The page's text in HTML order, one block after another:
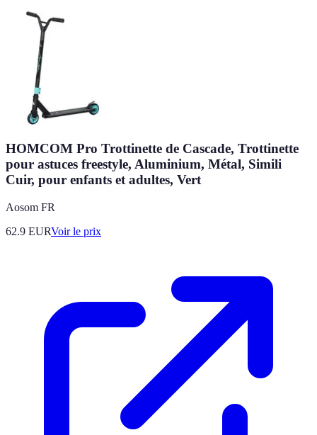
HOMCOM Pro Trottinette de Cascade, Trottinette
pour astuces freestyle, Aluminium, Métal, Simili
Cuir, pour enfants et adultes, Vert
Aosom FR
62.9 EURVoir le prix